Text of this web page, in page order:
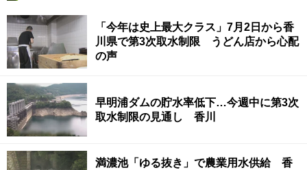
「今年は史上最大クラス」7月2日から香
川県で第3次取水制限 うどん店から心配
の声
早明浦ダムの貯水率低下…今週中に第3次
取水制限の見通し 香川
満濃池「ゆる抜き」で農業用水供給 香